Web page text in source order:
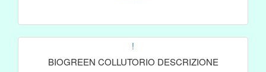
!
BIOGREEN COLLUTORIO DESCRIZIONE